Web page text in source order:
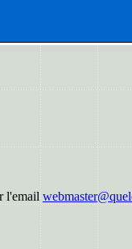
l'email